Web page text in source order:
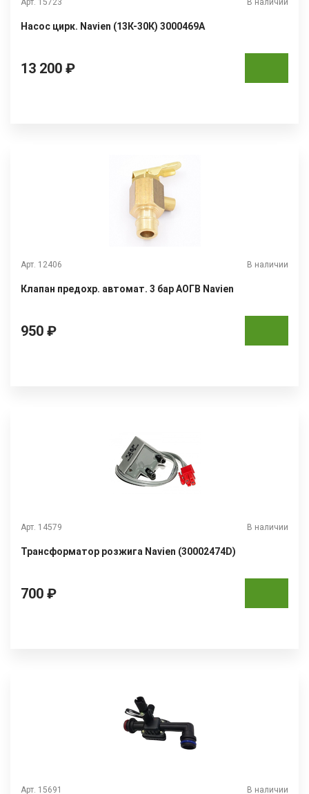
Арт. 15723 В наличии
Насос цирк. Navien (13К-30К) 3000469А
13 200 ₽
Арт. 12406 В наличии
Клапан предохр. автомат. 3 бар АОГВ Navien
950 ₽
Арт. 14579 В наличии
Трансформатор розжига Navien (30002474D)
700 ₽
Арт. 15691 В наличии